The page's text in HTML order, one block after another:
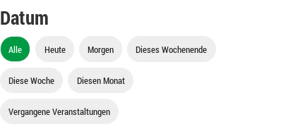
Datum
Alle Heute Morgen Dieses Wochenende
Diese Woche Diesen Monat
Vergangene Veranstaltungen